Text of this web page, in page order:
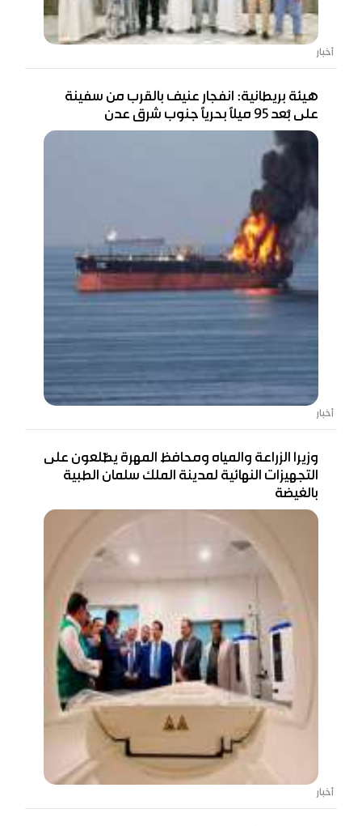
أخبار
هيئة بريطانية: انفجار عنيف بالقرب من سفينة
على بُعد 95 ميلًا بحريًا جنوب شرق عدن
أخبار
وزيرا الزراعة والمياه ومحافظ المهرة يطّلعون على
التجهيزات النهائية لمدينة الملك سلمان الطبية
بالغيضة
أخبار